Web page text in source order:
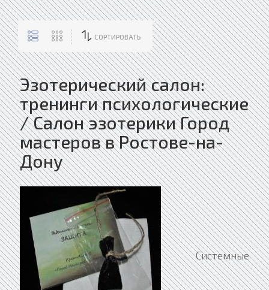
СОРТИРОВАТЬ
Эзотерический салон:
тренинги психологические
/ Салон эзотерики Город
мастеров в Ростове-на-
Дону
Системные